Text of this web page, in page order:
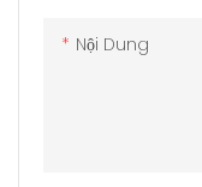
Nội Dung